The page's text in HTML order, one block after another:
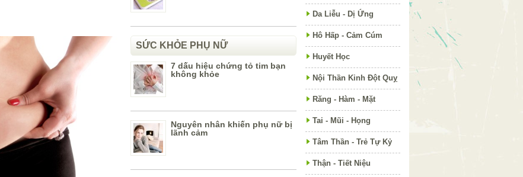
SỨC KHỎE PHỤ NỮ
7 dấu hiệu chứng tỏ tim bạn
không khỏe
Nguyên nhân khiến phụ nữ bị
lãnh cảm
Da Liễu - Dị Ứng
Hô Hấp - Cảm Cúm
Huyết Học
Nội Thần Kinh Đột Quỵ
Răng - Hàm - Mặt
Tai - Mũi - Họng
Tâm Thần - Trẻ Tự Kỷ
Thận - Tiết Niệu